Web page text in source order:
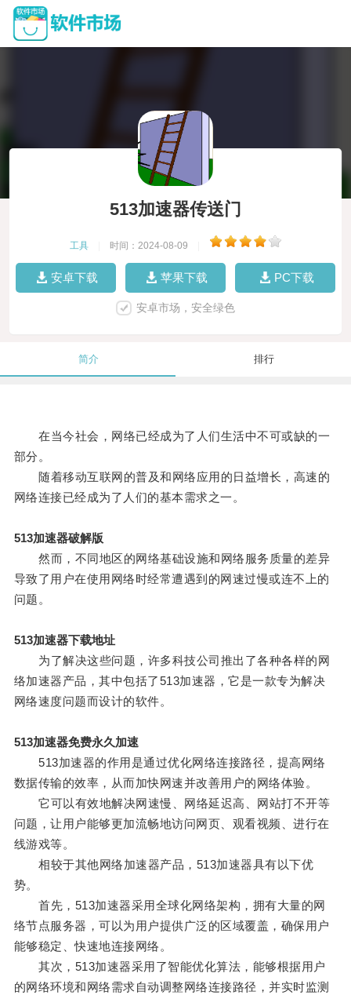
513加速器传送门
工具 时间：2024-08-09
安卓下载 苹果下载 PC下载
安卓市场，安全绿色
简介 排行
在当今社会，网络已经成为了人们生活中不可或缺的一
部分。
随着移动互联网的普及和网络应用的日益增长，高速的
网络连接已经成为了人们的基本需求之一。
513加速器破解版
然而，不同地区的网络基础设施和网络服务质量的差异
导致了用户在使用网络时经常遭遇到的网速过慢或连不上的
问题。
513加速器下载地址
为了解决这些问题，许多科技公司推出了各种各样的网
络加速器产品，其中包括了513加速器，它是一款专为解决
网络速度问题而设计的软件。
513加速器免费永久加速
513加速器的作用是通过优化网络连接路径，提高网络
数据传输的效率，从而加快网速并改善用户的网络体验。
它可以有效地解决网速慢、网络延迟高、网站打不开等
问题，让用户能够更加流畅地访问网页、观看视频、进行在
线游戏等。
相较于其他网络加速器产品，513加速器具有以下优
势。
首先，513加速器采用全球化网络架构，拥有大量的网
络节点服务器，可以为用户提供广泛的区域覆盖，确保用户
能够稳定、快速地连接网络。
其次，513加速器采用了智能优化算法，能够根据用户
的网络环境和网络需求自动调整网络连接路径，并实时监测